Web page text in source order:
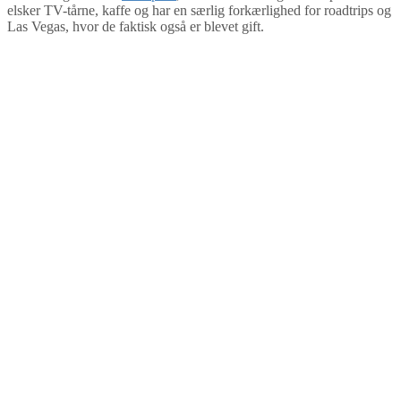
elsker TV-tårne, kaffe og har en særlig forkærlighed for roadtrips og
Las Vegas, hvor de faktisk også er blevet gift.